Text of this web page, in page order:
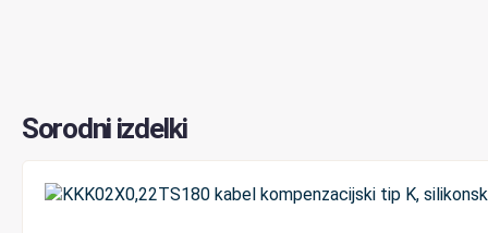
Sorodni izdelki